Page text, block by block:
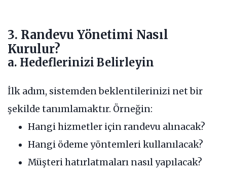
3. Randevu Yönetimi Nasıl
Kurulur?
a. Hedeflerinizi Belirleyin
İlk adım, sistemden beklentilerinizi net bir
şekilde tanımlamaktır. Örneğin:
Hangi hizmetler için randevu alınacak?
Hangi ödeme yöntemleri kullanılacak?
Müşteri hatırlatmaları nasıl yapılacak?